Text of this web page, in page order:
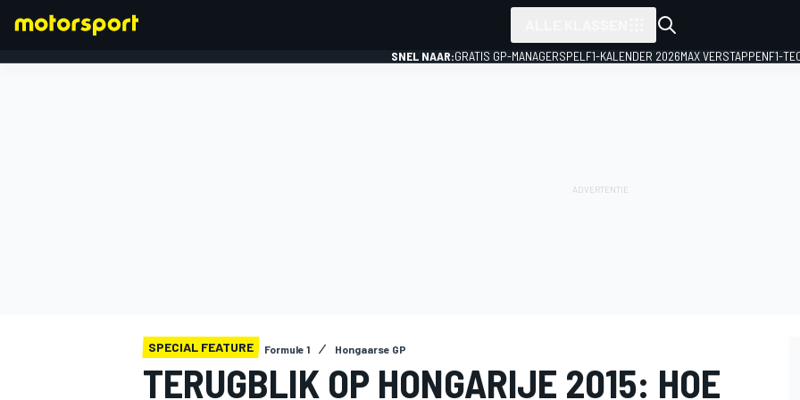
SNEL NAAR:GRATIS GP-MANAGERSPEL F1-KALENDER 2026MAX VERSTAPPENF1-
SPECIAL FEATURE Formule 1 Hongaarse GP
TERUGBLIK OP HONGARIJE 2015: HOE